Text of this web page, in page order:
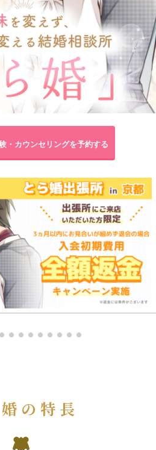
・カウンセリングを予約する
の特長